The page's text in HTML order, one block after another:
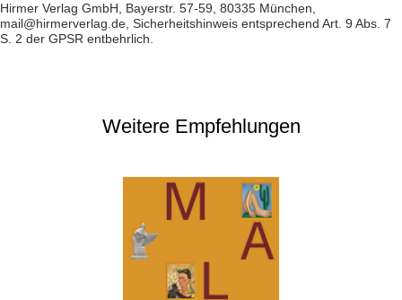
Hirmer Verlag GmbH, Bayerstr. 57-59, 80335 München,
mail@hirmerverlag.de, Sicherheitshinweis entsprechend Art. 9 Abs. 7
S. 2 der GPSR entbehrlich.
Weitere Empfehlungen